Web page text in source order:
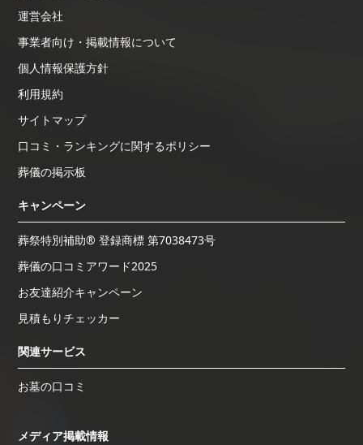
運営会社
事業者向け・掲載情報について
個人情報保護方針
利用規約
サイトマップ
口コミ・ランキングに関するポリシー
葬儀の掲示板
キャンペーン
葬祭特別補助® 登録商標 第7038473号
葬儀の口コミアワード2025
お友達紹介キャンペーン
見積もりチェッカー
関連サービス
お墓の口コミ
メディア掲載情報